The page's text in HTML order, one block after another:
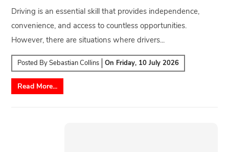
Driving is an essential skill that provides independence,
convenience, and access to countless opportunities.
However, there are situations where drivers...
Posted BySebastian Collins On Friday, 10 July 2026
Read More...